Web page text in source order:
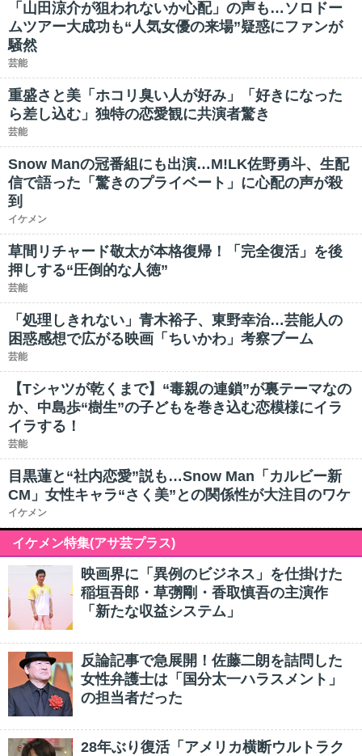
「山田涼介が狙われないか心配」の声も…ソロドー
ムツアー大成功も“人気女優の来場”疑惑にファンが
騒然
芸能
重盛さと美「ホコリ臭い人が好み」「好きになった
ら差し込む」独特の恋愛観に共演者驚き
芸能
Snow Manの冠番組にも出演…M!LK佐野勇斗、生配
信で語った「驚きのプライベート」に心配の声が殺
到
イケメン
草間リチャード敬太が本格復帰！「完全復活」を後
押しする“圧倒的な人徳”
芸能
「処理しきれない」青木裕子、東野幸治…芸能人の
困惑感想で広がる映画「ちいかわ」考察ブーム
芸能
【Tシャツが乾くまで】“毒親の連鎖”が裏テーマなの
か、中島歩“樹生”の子どもを巻き込む恋模様にイラ
イラする！
芸能
目黒蓮と“社内恋愛”説も…Snow Man「カルビー新
CM」女性キャラ“さく美”との関係性が大注目のワケ
イケメン
イケメン特集(アサ芸プラス)
映画界に「異例のビジネス」を仕掛けた
稲垣吾郎・草彅剛・香取慎吾の主演作
「新たな収益システム」
反論記事で急展開！佐藤二朗を詰問した
女性弁護士は「国分太一ハラスメント」
の担当者だった
28年ぶり復活「アメリカ横断ウルトラク